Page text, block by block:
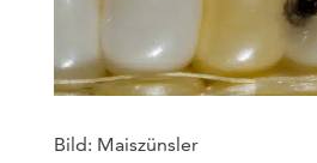
Bild: Maiszünsler